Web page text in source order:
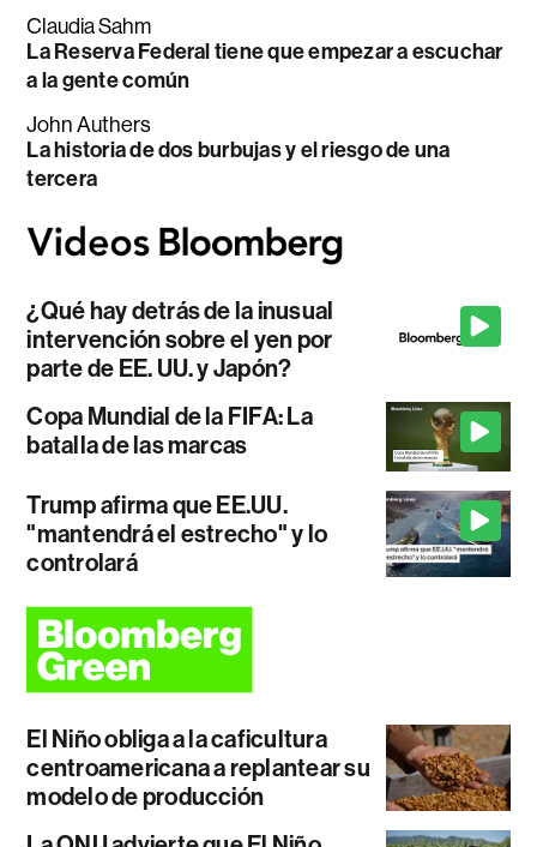
Claudia Sahm
La Reserva Federal tiene que empezar a escuchar
a la gente común
John Authers
La historia de dos burbujas y el riesgo de una
tercera
¿Qué hay detrás de la inusual
intervención sobre el yen por
parte de EE. UU. y Japón?
Copa Mundial de la FIFA: La
batalla de las marcas
Trump afirma que EE.UU.
"mantendrá el estrecho" y lo
controlará
El Niño obliga a la caficultura
centroamericana a replantear su
modelo de producción